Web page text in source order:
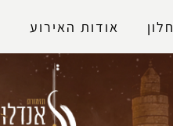
חלון אודות האירוע